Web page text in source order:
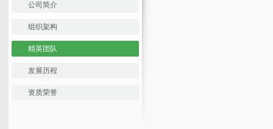
公司简介
组织架构
精英团队
发展历程
资质荣誉